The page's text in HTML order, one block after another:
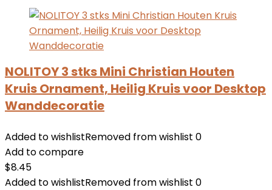
NOLITOY 3 stks Mini Christian Houten
Kruis Ornament, Heilig Kruis voor Desktop
Wanddecoratie
Added to wishlistRemoved from wishlist 0
Add to compare
$8.45
Added to wishlistRemoved from wishlist 0